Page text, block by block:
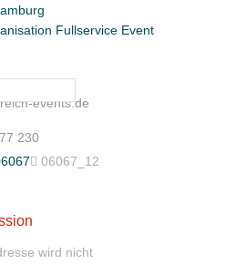
events.de
230
 06067_12
wird nicht